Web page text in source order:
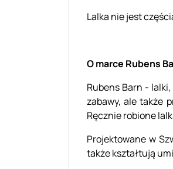
Lalka nie jest
O marce Rubens
Rubens Barn -
zabawy, ale także
Ręcznie robione
Projektowane w
także kształtują